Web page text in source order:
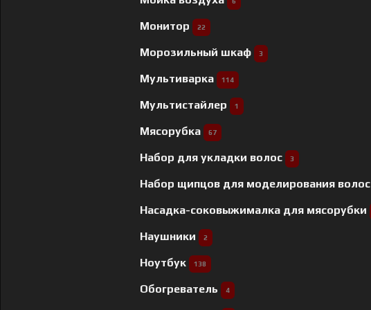
Монитор 22
Морозильный шкаф 3
Мультиварка 114
Мультистайлер 1
Мясорубка 67
Набор для укладки волос 3
Набор щипцов для моделирования волос
Насадка-соковыжималка для мясорубки
Наушники 2
Ноутбук 138
Обогреватель 4